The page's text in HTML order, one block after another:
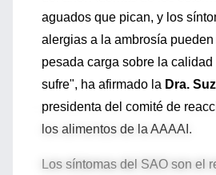
aguados que pican, y los
alergias a la ambrosía
pesada carga sobre la
sufre", ha afirmado la Dra.
presidenta del comité de
los alimentos de la AAAAI.
Los síntomas del SAO son el